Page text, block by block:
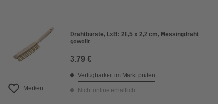
Merken
Drahtbürste, LxB: 28,5 x 2,2 cm, Messingdraht
gewellt
3,79 €
Verfügbarkeit im Markt prüfen
Nicht online erhältlich